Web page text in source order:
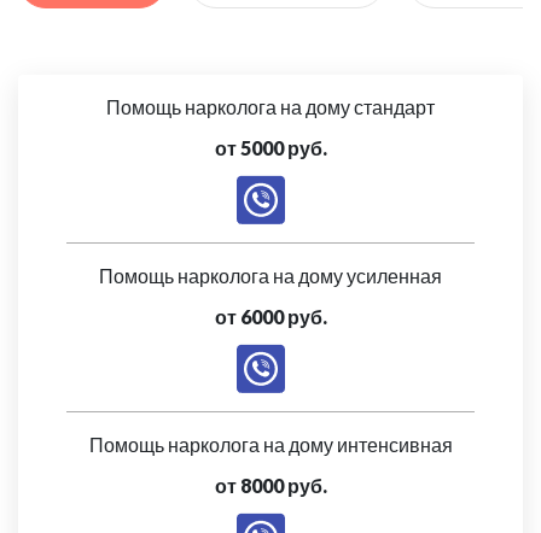
Помощь нарколога на дому стандарт
от 5000 руб.
Помощь нарколога на дому усиленная
от 6000 руб.
Помощь нарколога на дому интенсивная
от 8000 руб.